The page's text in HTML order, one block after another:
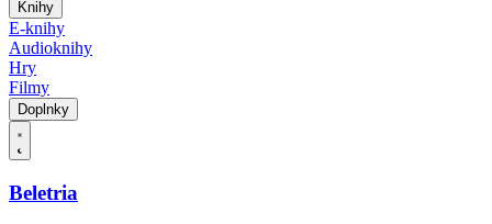
Knihy
E-knihy
Audioknihy
Hry
Filmy
Doplnky
Beletria